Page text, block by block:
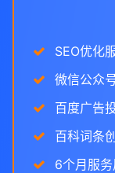
SEO优化
微信公众
百度广告
百科词条
6个月服务